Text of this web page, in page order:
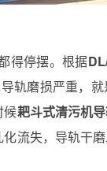
得停摆。根据
轨磨损严重，
候耙斗式清污机
流失，导轨干